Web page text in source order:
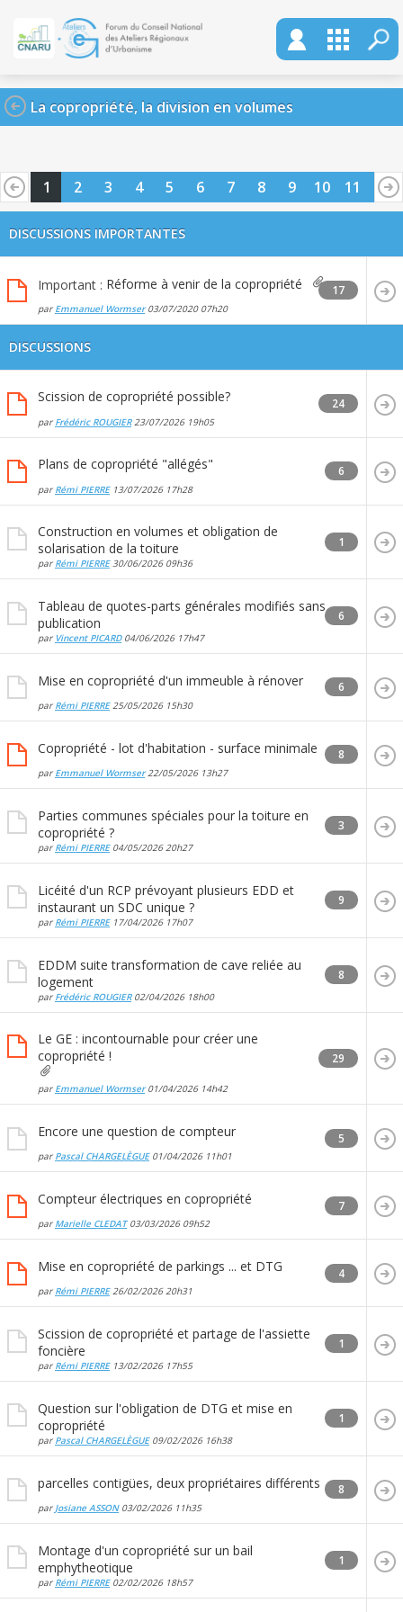
La copropriété, la division en volumes
1 2 3 4 5 6 7 8 9 10 11
12
DISCUSSIONS IMPORTANTES
Important : Réforme à venir de la copropriété
par Emmanuel Wormser03/07/2020 07h20
17
DISCUSSIONS
Scission de copropriété possible?
par Frédéric ROUGIER23/07/2026 19h05
24
Plans de copropriété "allégés"
par Rémi PIERRE13/07/2026 17h28
6
Construction en volumes et obligation de
solarisation de la toiture
par Rémi PIERRE30/06/2026 09h36
1
Tableau de quotes-parts générales modifiés sans
publication
par Vincent PICARD04/06/2026 17h47
6
Mise en copropriété d'un immeuble à rénover
par Rémi PIERRE25/05/2026 15h30
6
Copropriété - lot d'habitation - surface minimale
par Emmanuel Wormser22/05/2026 13h27
8
Parties communes spéciales pour la toiture en
copropriété ?
par Rémi PIERRE04/05/202620h27
3
Licéité d'un RCP prévoyant plusieurs EDD et
instaurant un SDC unique ?
par Rémi PIERRE17/04/2026 17h07
9
EDDM suite transformation de cave reliée au
logement
par Frédéric ROUGIER02/04/2026 18h00
8
Le GE : incontournable pour créer une
copropriété !
par Emmanuel Wormser01/04/2026 14h42
29
Encore une question de compteur
par Pascal CHARGELÈGUE01/04/2026 11h01
5
Compteur électriques en copropriété
par Marielle CLEDAT03/03/2026 09h52
7
Mise en copropriété de parkings ... et DTG
par Rémi PIERRE26/02/202620h31
4
Scission de copropriété et partage de l'assiette
foncière
par Rémi PIERRE13/02/2026 17h55
1
Question sur l'obligation de DTG et mise en
copropriété
par Pascal CHARGELÈGUE09/02/2026 16h38
1
parcelles contigües, deux propriétaires différents
par Josiane ASSON03/02/2026 11h35
8
Montage d'un copropriété sur un bail
emphytheotique
par Rémi PIERRE02/02/2026 18h57
1